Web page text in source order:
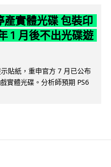
實體光碟 包裝印
1 月後不出光碟遊
貼紙，重申官方 7 月已公布
實體光碟。分析師預期 PS6